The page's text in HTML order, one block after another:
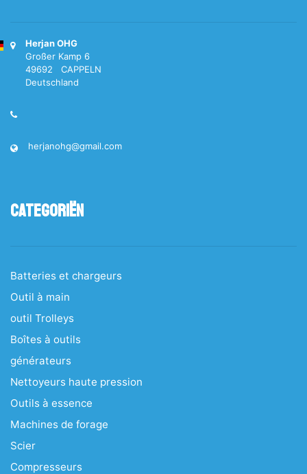
Herjan OHG
Großer Kamp 6
49692 CAPPELN
Deutschland
herjanohg@gmail.com
Categoriën
Batteries et chargeurs
Outil à main
outil Trolleys
Boîtes à outils
générateurs
Nettoyeurs haute pression
Outils à essence
Machines de forage
Scier
Compresseurs